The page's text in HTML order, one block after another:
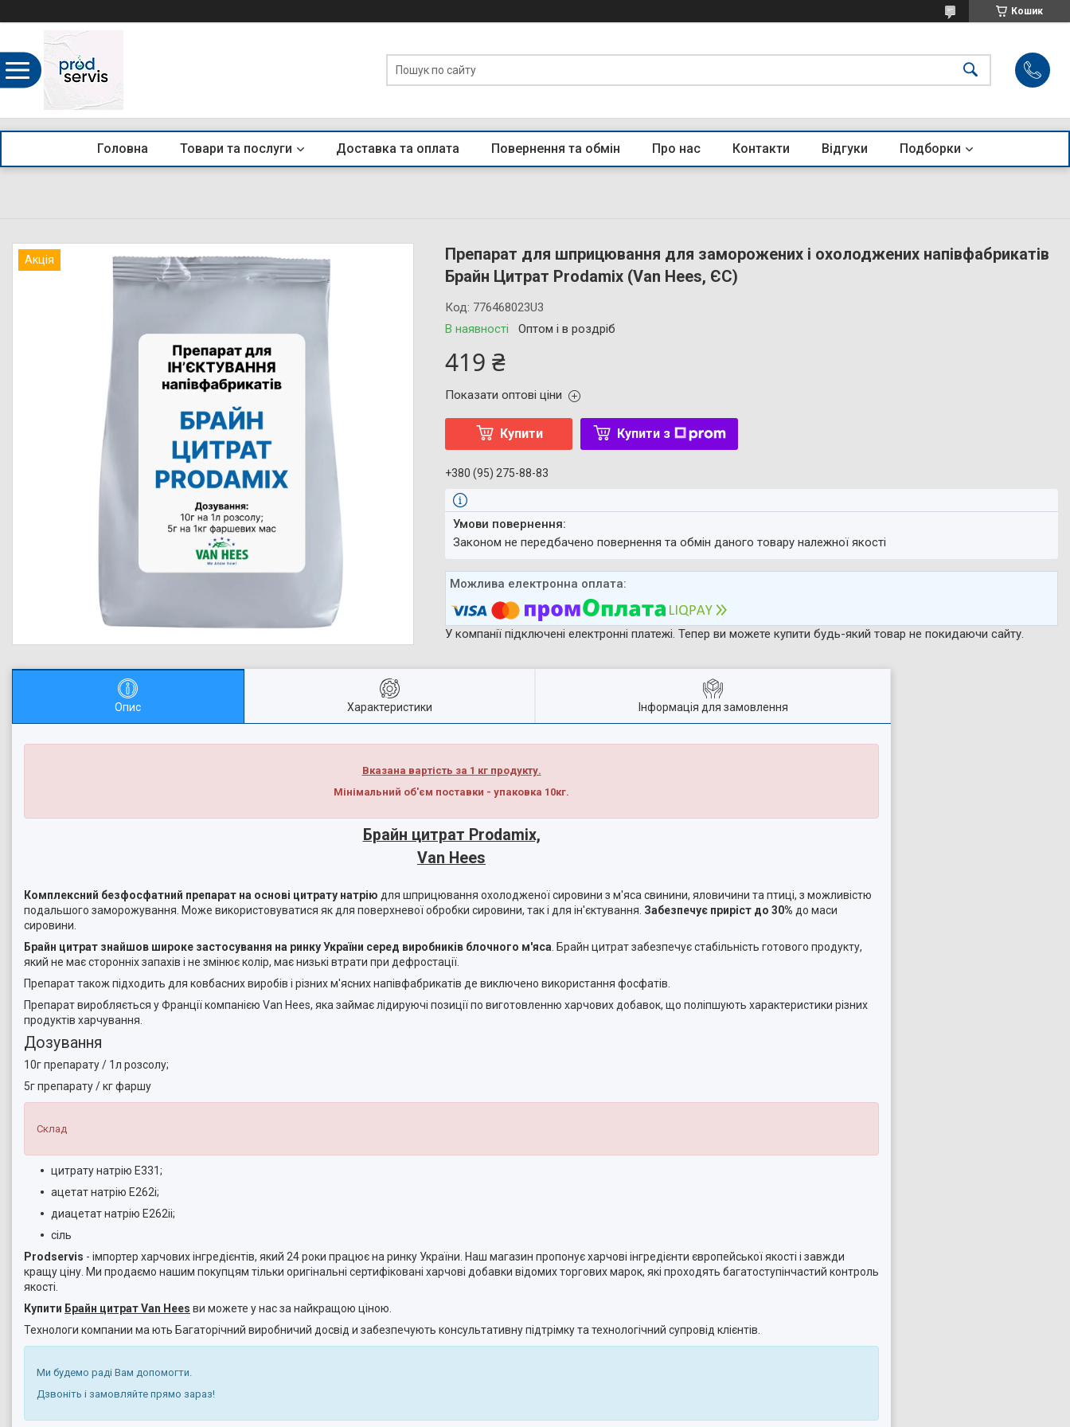
Кошик
Головна Товари та послуги Доставка та оплата Повернення та обмін Про нас Контакти Відгуки Подборки
Акція
Препарат для шприцювання для заморожених і охолоджених напівфабрикатів
Брайн Цитрат Prodamix (Van Hees, ЄС)
В наявності Оптом і в роздріб
Код: 776468023U3
419 ₴
Показати оптові ціни
Купити Купити з
+380 (95) 275-88-83
Законом не передбачено повернення та обмін даного товару належної якості
У компанії підключені електронні платежі. Тепер ви можете купити будь-який товар не покидаючи сайту.
Опис Характеристики Інформація для замовлення
Вказана вартість за 1 кг продукту.
Мінімальний об'єм поставки - упаковка 10кг.
Брайн цитрат Prodamix,
Van Hees
Комплексний безфосфатний препарат на основі цитрату натрію для шприцювання охолодженої сировини з м'яса свинини, яловичини та птиці, з можливістю
подальшого заморожування. Може використовуватися як для поверхневої обробки сировини, так і для ін'єктування. Забезпечує приріст до 30% до маси
сировини.
Брайн цитрат знайшов широке застосування на ринку України серед виробників блочного м'яса . Брайн цитрат забезпечує стабільність готового продукту,
який не має сторонніх запахів і не змінює колір, має низькі втрати при дефростації.
Препарат також підходить для ковбасних виробів і різних м'ясних напівфабрикатів де виключено використання фосфатів.
Препарат виробляється у Франції компанією Van Hees, яка займає лідируючі позиції по виготовленню харчових добавок, що поліпшують характеристики різних
продуктів харчування.
Дозування
10г препарату / 1л розсолу;
5г препарату / кг фаршу
Склад
цитрату натрію Е331;
ацетат натрію Е262i;
диацетат натрію Е262ii;
сіль
Prodservis - імпортер харчових інгредієнтів, який 24 роки працює на ринку України. Наш магазин пропонує харчові інгредієнти європейської якості і завжди
кращу ціну. Ми продаємо нашим покупцям тільки оригінальні сертифіковані харчові добавки відомих торгових марок, які проходять багатоступінчастий контроль
якості.
Купити Брайн цитрат Van Hees ви можете у нас за найкращою ціною.
Технологи компании ма ють Багаторічний виробничий досвід и забезпечують консультативну підтрімку та технологічний супровід клієнтів.
Ми будемо раді Вам допомогти.
Дзвоніть і замовляйте прямо зараз!